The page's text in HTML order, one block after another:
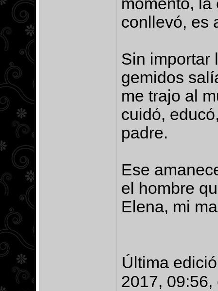
momento, la
conllevó, es
Sin importar
gemidos
me trajo al
cuidó,
padre.
Ese
el hombre
Elena, mi
Última
2017,